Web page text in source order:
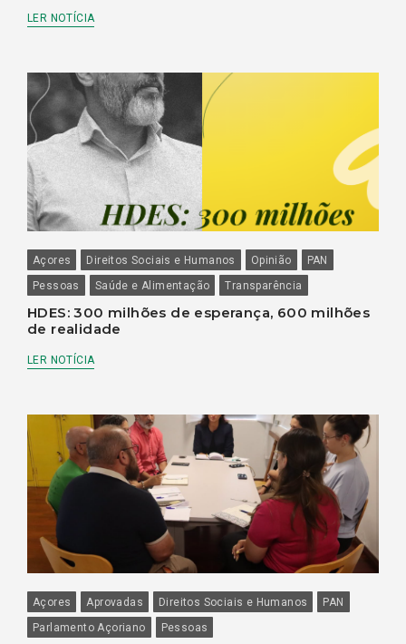
LER NOTÍCIA
Açores Direitos Sociais e Humanos Opinião
PAN
Pessoas
Saúde e Alimentação Transparência
HDES: 300 milhões de esperança, 600 milhões
de realidade
LER NOTÍCIA
Açores Aprovadas Direitos Sociais e Humanos
PAN
Parlamento Açoriano
Pessoas